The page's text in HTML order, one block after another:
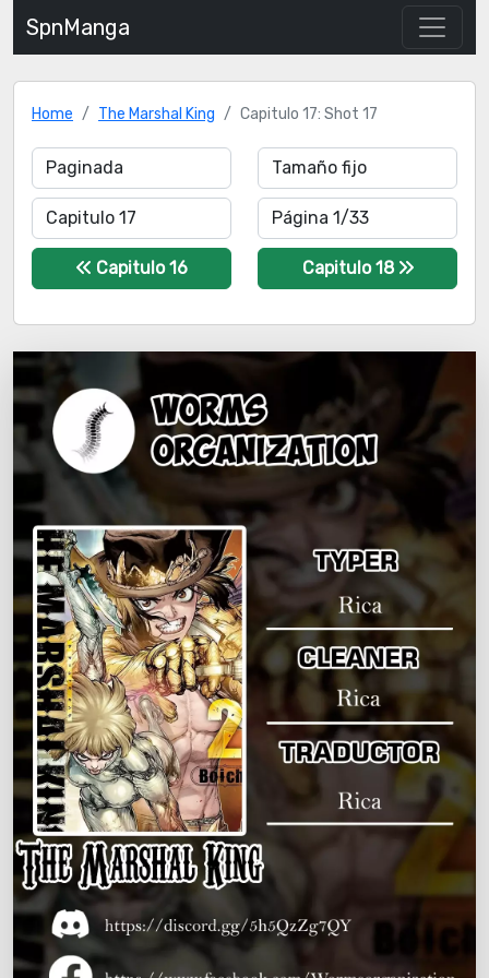
SpnManga
Home The Marshal King Capitulo 17: Shot 17
Capitulo 16 Capitulo 18